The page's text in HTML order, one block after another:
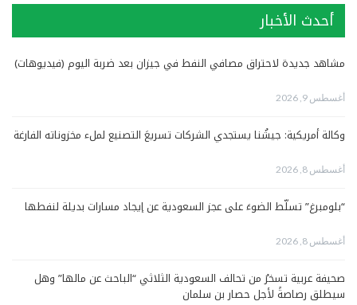
أحدث الأخبار
مشاهد جديدة لاحتراق مصافي النفط في جيزان بعد ضربة اليوم (فيديوهات)
أغسطس 9, 2026
وكالة أمريكية: جيشُنا يستجدي الشركات تسريعَ التصنيع لملء مخزوناته الفارغة
أغسطس 8, 2026
“بلومبرغ” تسلّط الضوءَ على عجز السعودية عن إيجاد مسارات بديلة لنفطها
أغسطس 8, 2026
صحيفة عربية تسخرُ من تحالف السعودية الثلاثي “الباحث عن مالها” وهل
سيطلق رصاصةً لأجل حصار بن سلمان